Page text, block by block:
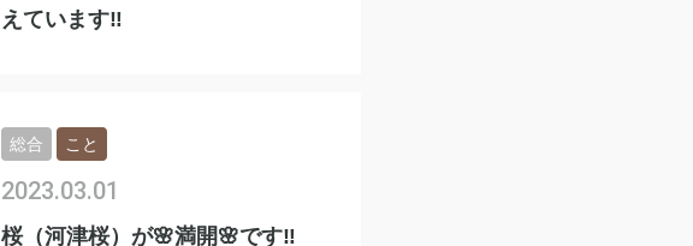
えています‼️
桜（河津桜）が🌸満開🌸です‼️
2023.03.01
総合 こと